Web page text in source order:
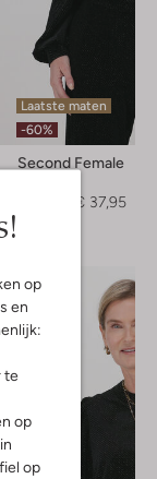
op
en
te
op
op
Laatste maten
-60%
Second Female
€ 37,95